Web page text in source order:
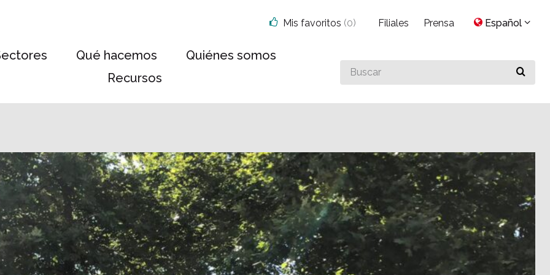
Qué hacemos
Quiénes somos
Recursos
Buscar
algo
Mis favoritos (0) Filiales Prensa Español